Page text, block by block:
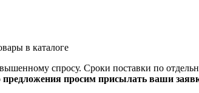
в каталоге
спросу. Сроки поставки по
предложения просим присылать ваши